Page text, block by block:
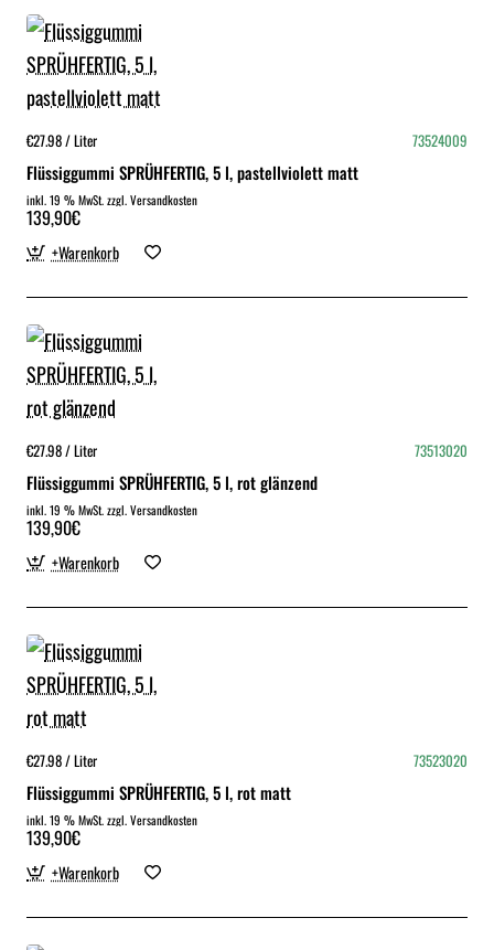
€27.98 / Liter 73524009
Flüssiggummi SPRÜHFERTIG, 5 l, pastellviolett matt
inkl. 19 % MwSt. zzgl. Versandkosten
139,90€
+Warenkorb
€27.98 / Liter 73513020
Flüssiggummi SPRÜHFERTIG, 5 l, rot glänzend
inkl. 19 % MwSt. zzgl. Versandkosten
139,90€
+Warenkorb
€27.98 / Liter 73523020
Flüssiggummi SPRÜHFERTIG, 5 l, rot matt
inkl. 19 % MwSt. zzgl. Versandkosten
139,90€
+Warenkorb